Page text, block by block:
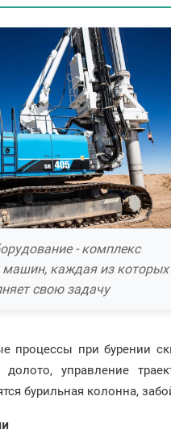
- комплекс
машин, каждая из которых
свою задачу
процессы при бурении
управление
бурильная колонна,